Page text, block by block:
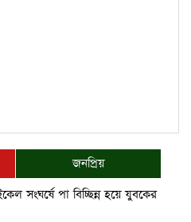
জনপ্রিয়
সংঘর্ষে পা বিচ্ছিন্ন হয়ে যুবকের